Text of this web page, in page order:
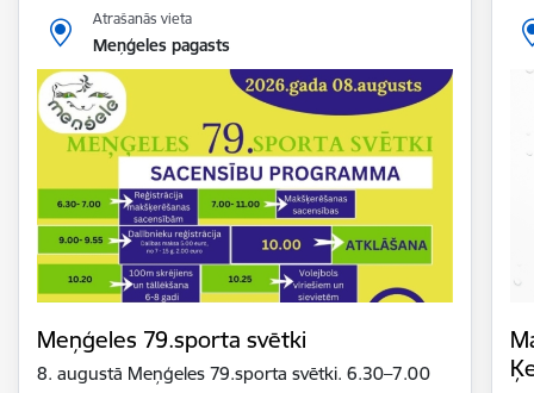
Atrašanās vieta
Meņģeles pagasts
Meņģeles 79.sporta svētki
8. augustā Meņģeles 79.sporta svētki. 6.30–7.00